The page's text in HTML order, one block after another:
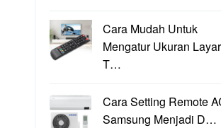
Cara Mudah Untuk
Mengatur Ukuran Layar
T…
Cara Setting Remote
Samsung Menjadi D…